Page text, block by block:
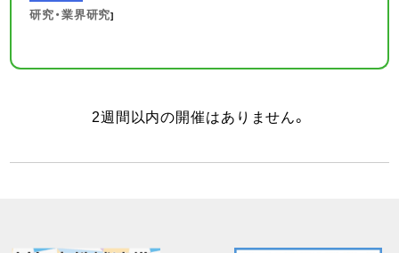
研究・業界研究]
2週間以内の開催はありません。